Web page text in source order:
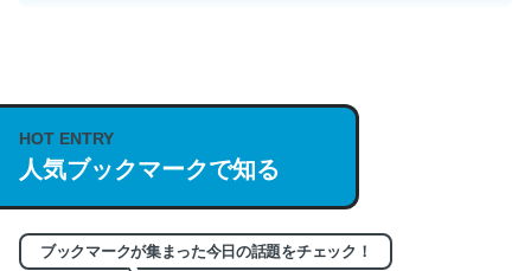
説してる記事が少ないので貴重な良記事。/続編来た
https://isobe324649.hatenablog.com/entry/2023/03/27
/064121
─GPTの仕組みと限界についての考察（１） - conceptualization
HOT ENTRY
人気ブックマークで知る
ブックマークが集まった今日の話題をチェック！